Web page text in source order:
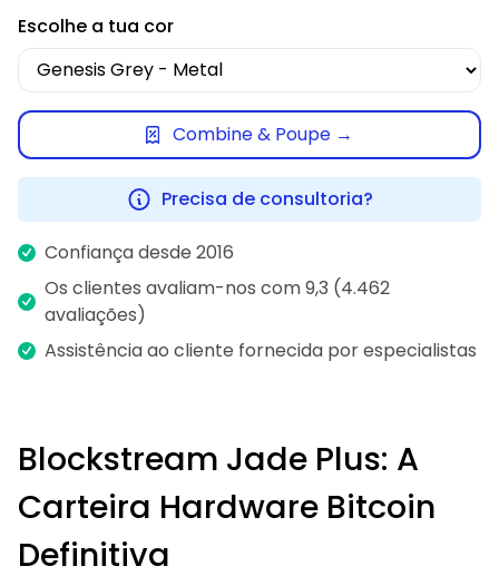
Escolhe a tua cor
Combine & Poupe →
Precisa de consultoria?
Confiança desde 2016
Os clientes avaliam-nos com 9,3 (4.462
avaliações)
Assistência ao cliente fornecida por especialistas
Blockstream Jade Plus: A
Carteira Hardware Bitcoin
Definitiva